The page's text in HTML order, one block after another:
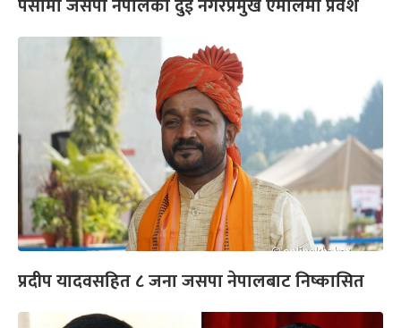
प्रदीप यादवसहित ८ जना जसपा नेपालबाट निष्कासित